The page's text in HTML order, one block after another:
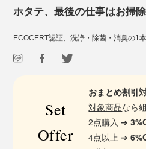
ホタテ、最後の仕事はお掃除
ECOCERT認証、洗浄・除菌・消臭の1
Set
Offer
おまとめ割引
対象商品なら
2点購入 ➔
4点以上 ➔